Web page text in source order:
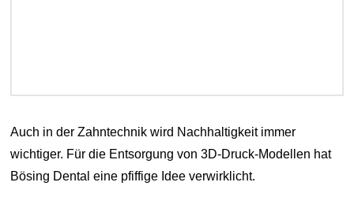
Auch in der Zahntechnik wird Nachhaltigkeit immer
wichtiger. Für die Entsorgung von 3D-Druck-Modellen hat
Bösing Dental eine pfiffige Idee verwirklicht.